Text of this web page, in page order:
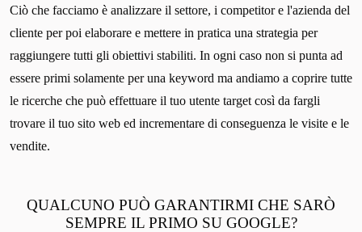
Ciò che facciamo è analizzare il settore, i competitor e l'azienda del
cliente per poi elaborare e mettere in pratica una strategia per
raggiungere tutti gli obiettivi stabiliti. In ogni caso non si punta ad
essere primi solamente per una keyword ma andiamo a coprire tutte
le ricerche che può effettuare il tuo utente target così da fargli
trovare il tuo sito web ed incrementare di conseguenza le visite e le
vendite.
QUALCUNO PUÒ GARANTIRMI CHE SARÒ
SEMPRE IL PRIMO SU GOOGLE?